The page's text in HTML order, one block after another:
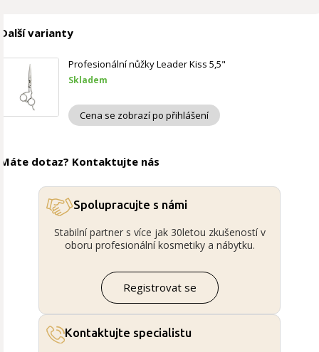
Další varianty
Profesionální nůžky Leader Kiss 5,5"
Skladem
Cena se zobrazí po přihlášení
Máte dotaz? Kontaktujte nás
Spolupracujte s námi
Stabilní partner s více jak 30letou zkušeností v
oboru profesionální kosmetiky a nábytku.
Registrovat se
Kontaktujte specialistu